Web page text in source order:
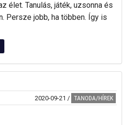
élet. Tanulás, játék, uzsonna és
Persze jobb, ha többen. Így is
2020-09-21 / TANODA/HÍREK